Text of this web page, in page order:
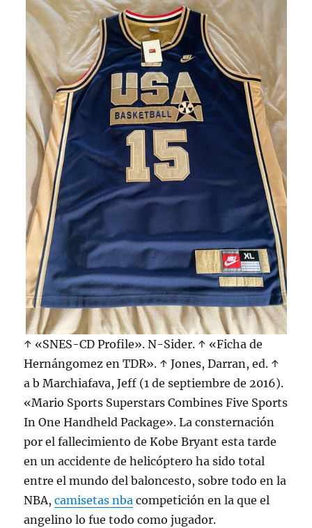
↑ «SNES-CD Profile». N-Sider. ↑ «Ficha de
Hernángomez en TDR». ↑ Jones, Darran, ed. ↑
a b Marchiafava, Jeff (1 de septiembre de 2016).
«Mario Sports Superstars Combines Five Sports
In One Handheld Package». La consternación
por el fallecimiento de Kobe Bryant esta tarde
en un accidente de helicóptero ha sido total
entre el mundo del baloncesto, sobre todo en la
NBA,camisetas nba competición en la que el
angelino lo fue todo como jugador.